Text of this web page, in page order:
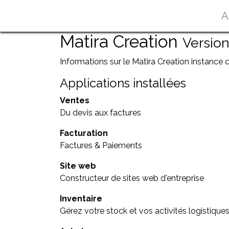
Matira Creation
Informations sur le Matira Creation instance
Applications installées
Ventes
Du devis aux factures
Facturation
Factures & Paiements
Site web
Constructeur de sites web d'entreprise
Inventaire
Gérez votre stock et vos activités logistiques